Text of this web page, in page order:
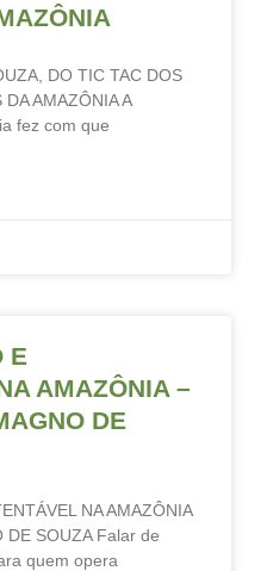
DO TIC TAC DOS
AMAZÔNIA A
fez com que
E
AMAZÔNIA –
DE
NA AMAZÔNIA
DE SOUZA Falar de
quem opera